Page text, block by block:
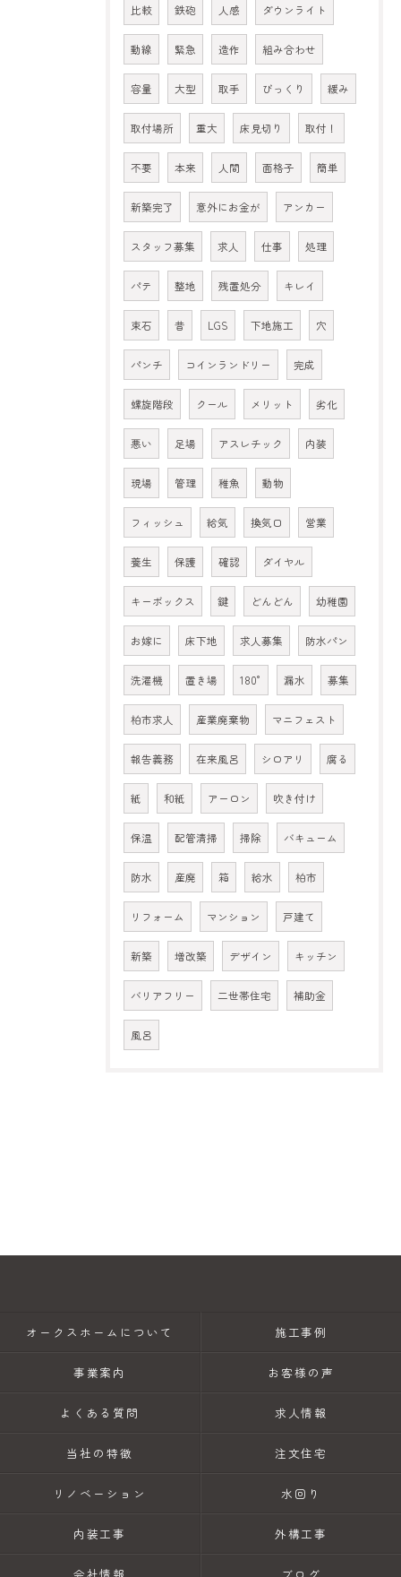
比較 鉄砲 人感 ダウンライト
動線 緊急 造作 組み合わせ
容量 大型 取手 びっくり 緩み
取付場所 重大 床見切り 取付！
不要 本来 人間 面格子 簡単
新築完了 意外にお金が アンカー
スタッフ募集 求人 仕事 処理
パテ 整地 残置処分 キレイ
束石 昔 LGS 下地施工 穴
パンチ コインランドリー 完成
螺旋階段 クール メリット 劣化
悪い 足場 アスレチック 内装
現場 管理 稚魚 動物
フィッシュ 給気 換気口 営業
養生 保護 確認 ダイヤル
キーボックス 鍵 どんどん 幼稚園
お嫁に 床下地 求人募集 防水パン
洗濯機 置き場 180° 漏水 募集
柏市求人 産業廃棄物 マニフェスト
報告義務 在来風呂 シロアリ 腐る
紙 和紙 アーロン 吹き付け
保温 配管清掃 掃除 バキューム
防水 産廃 箱 給水 柏市
リフォーム マンション 戸建て
新築 増改築 デザイン キッチン
バリアフリー 二世帯住宅 補助金
風呂
オークスホームについて 施工事例
事業案内 お客様の声
よくある質問 求人情報
当社の特徴 注文住宅
リノベーション 水回り
内装工事 外構工事